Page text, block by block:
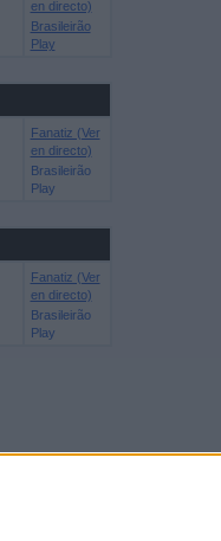
en directo)
Brasileirão
Play
Fanatiz (Ver
en directo)
Brasileirão
Play
Fanatiz (Ver
en directo)
Brasileirão
Play